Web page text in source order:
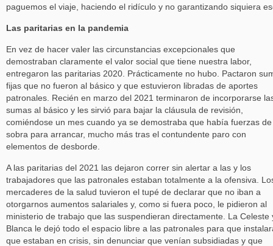
paguemos el viaje, haciendo el ridículo y no garantizando siquiera
Las paritarias en la pandemia
En vez de hacer valer las circunstancias excepcionales que
demostraban claramente el valor social que tiene nuestra labor,
entregaron las paritarias 2020. Prácticamente no hubo. Pactaron
fijas que no fueron al básico y que estuvieron libradas de aportes
patronales. Recién en marzo del 2021 terminaron de incorporarse
sumas al básico y les sirvió para bajar la cláusula de revisión,
comiéndose un mes cuando ya se demostraba que había fuerzas de
sobra para arrancar, mucho más tras el contundente paro con
elementos de desborde.
A las paritarias del 2021 las dejaron correr sin alertar a las y los
trabajadores que las patronales estaban totalmente a la ofensiva.
mercaderes de la salud tuvieron el tupé de declarar que no iban a
otorgarnos aumentos salariales y, como si fuera poco, le pidieron al
ministerio de trabajo que las suspendieran directamente. La Celeste
Blanca le dejó todo el espacio libre a las patronales para que
que estaban en crisis, sin denunciar que venían subsidiadas y que